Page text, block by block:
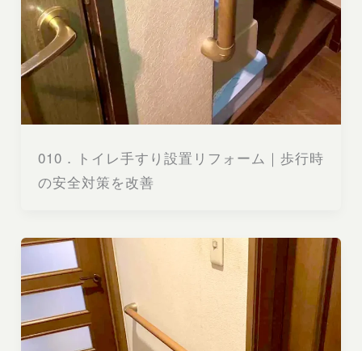
010．トイレ手すり設置リフォーム｜歩行時
の安全対策を改善